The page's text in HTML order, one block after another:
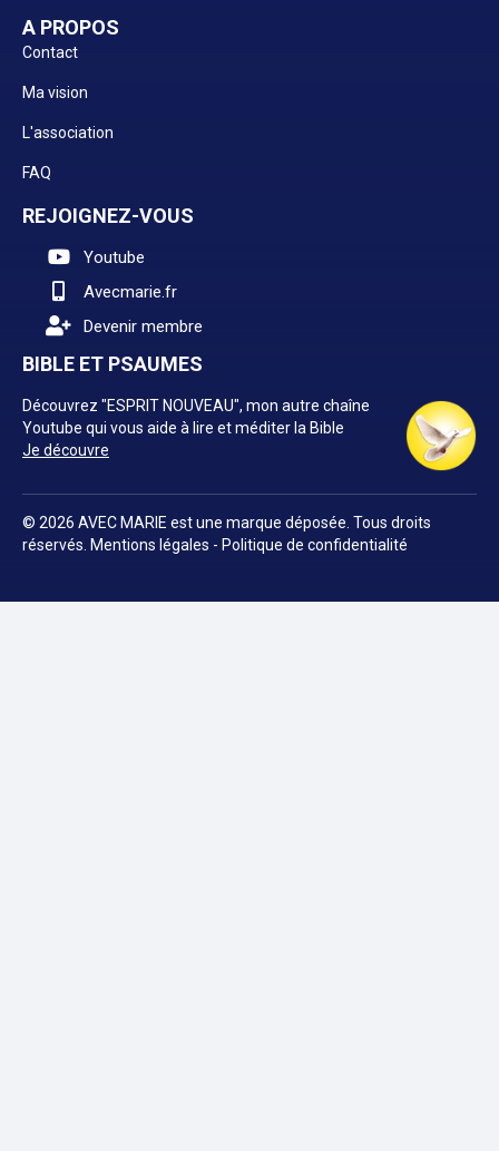
A PROPOS
Contact
Ma vision
L'association
FAQ
REJOIGNEZ-VOUS
Youtube
Avecmarie.fr
Devenir membre
BIBLE ET PSAUMES
Découvrez "ESPRIT NOUVEAU", mon autre chaîne
Youtube qui vous aide à lire et méditer la Bible
Je découvre
© 2026 AVEC MARIE est une marque déposée. Tous droits
réservés. Mentions légales - Politique de confidentialité